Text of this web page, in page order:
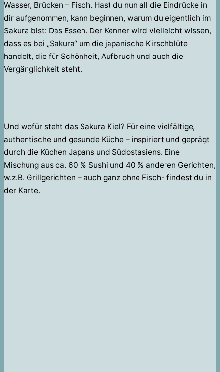
Wasser, Brücken – Fisch. Hast du nun all die Eindrücke in
dir aufgenommen, kann beginnen, warum du eigentlich im
Sakura bist: Das Essen. Der Kenner wird vielleicht wissen,
dass es bei „Sakura“ um die japanische Kirschblüte
handelt, die für Schönheit, Aufbruch und auch die
Vergänglichkeit steht.
Und wofür steht das Sakura Kiel? Für eine vielfältige,
authentische und gesunde Küche – inspiriert und geprägt
durch die Küchen Japans und Südostasiens. Eine
Mischung aus ca. 60 % Sushi und 40 % anderen Gerichten,
w.z.B. Grillgerichten – auch ganz ohne Fisch- findest du in
der Karte.